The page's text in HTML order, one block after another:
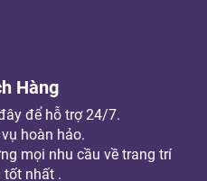
Hàng
để hỗ trợ 24/7.
hoàn hảo.
mọi nhu cầu về trang trí
tốt nhất .